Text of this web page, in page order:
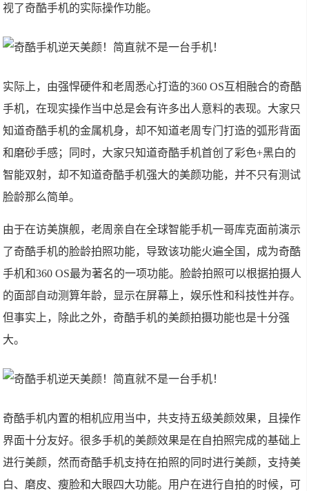
视了奇酷手机的实际操作功能。
实际上，由强悍硬件和老周悉心打造的360 OS互相融合的奇酷
手机，在现实操作当中总是会有许多出人意料的表现。大家只
知道奇酷手机的金属机身，却不知道老周专门打造的弧形背面
和磨砂手感；同时，大家只知道奇酷手机首创了彩色+黑白的
智能双射，却不知道奇酷手机强大的美颜功能，并不只有测试
脸龄那么简单。
由于在访美旗舰，老周亲自在全球智能手机一哥库克面前演示
了奇酷手机的脸龄拍照功能，导致该功能火遍全国，成为奇酷
手机和360 OS最为著名的一项功能。脸龄拍照可以根据拍摄人
的面部自动测算年龄，显示在屏幕上，娱乐性和科技性并存。
但事实上，除此之外，奇酷手机的美颜拍摄功能也是十分强
大。
奇酷手机内置的相机应用当中，共支持五级美颜效果，且操作
界面十分友好。很多手机的美颜效果是在自拍照完成的基础上
进行美颜，然而奇酷手机支持在拍照的同时进行美颜，支持美
白、磨皮、瘦脸和大眼四大功能。用户在进行自拍的时候，可